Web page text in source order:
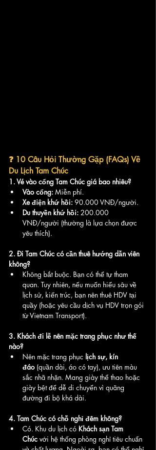
❓ 10 Câu Hỏi Thường Gặp (FAQs) Về
Du Lịch Tam Chúc
1. Vé vào cổng Tam Chúc giá bao nhiêu?
Vào cổng: Miễn phí.
Xe điện khứ hồi: 90.000 VNĐ/người.
Du thuyền khứ hồi: 200.000
VNĐ/người (thường là lựa chọn được
yêu thích).
2. Đi Tam Chúc có cần thuê hướng dẫn viên
không?
Không bắt buộc. Bạn có thể tự tham
quan. Tuy nhiên, nếu muốn hiểu sâu về
lịch sử, kiến trúc, bạn nên thuê HDV tại
quầy (hoặc yêu cầu dịch vụ HDV trọn gói
từ Vietnam Transport).
3. Khách đi lễ nên mặc trang phục như thế
nào?
Nên mặc trang phục lịch sự, kín
đáo (quần dài, áo có tay), ưu tiên màu
sắc nhã nhặn. Mang giày thể thao hoặc
giày bệt để dễ di chuyển vì quãng
đường đi bộ khá dài.
4. Tam Chúc có chỗ nghỉ đêm không?
Có. Khu du lịch có Khách sạn Tam
Chúc với hệ thống phòng nghỉ tiêu chuẩn